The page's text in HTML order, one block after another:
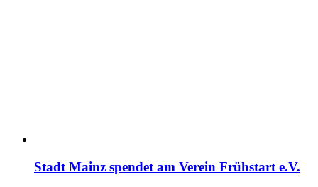
Stadt Mainz spendet am Verein Frühstart e.V.